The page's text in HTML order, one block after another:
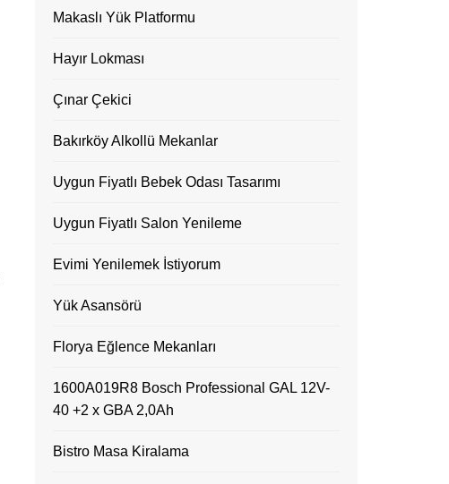
Makaslı Yük Platformu
Hayır Lokması
Çınar Çekici
Bakırköy Alkollü Mekanlar
Uygun Fiyatlı Bebek Odası Tasarımı
Uygun Fiyatlı Salon Yenileme
Evimi Yenilemek İstiyorum
Yük Asansörü
Florya Eğlence Mekanları
1600A019R8 Bosch Professional GAL 12V-
40 +2 x GBA 2,0Ah
Bistro Masa Kiralama